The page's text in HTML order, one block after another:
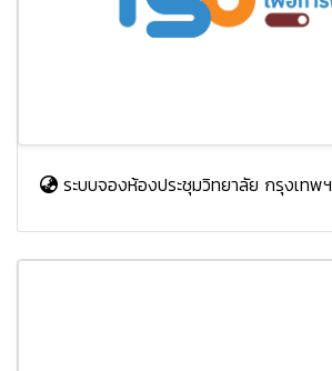
ระบบจองห้องประชุมวิทยาลัย กรุงเทพฯ